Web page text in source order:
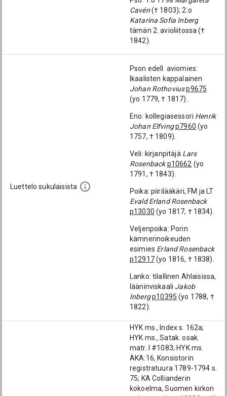
Cavén(† 1803); 2:o
Katarina Sofia Inberg
tämän 2. avioliitossa (†
1842).
Luettelo sukulaisista
Pson edell. aviomies:
Ikaalisten kappalainen
Johan Rothoviusp9675
(yo 1779, † 1817).
Eno: kollegiasessori Henrik
Johan Elfvingp7960 (yo
1757, † 1809).
Veli: kirjanpitäjä Lars
Rosenback p10662 (yo
1791, † 1843).
Poika: piirilääkäri, FM ja LT
Evald Erland Rosenback
p13030 (yo 1817, † 1834).
Veljenpoika: Porin
kämnerinoikeuden
esimies Erland Rosenback
p12917(yo 1816, † 1838).
Lanko: tilallinen Ahlaisissa,
lääninviskaali Jakob
Inbergp10395 (yo 1788, †
1822).
HYK ms., Index s. 162a;
HYK ms., Satak. osak.
matr. I #1083; HYK ms.
AKA:16, Konsistorin
registratuura 1789-1794 s.
75; KA Collianderin
kokoelma, Suomen kirkon